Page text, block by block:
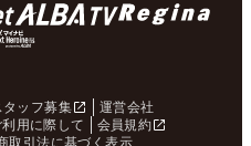
タッフ募集
運営会社
利用に際して
会員規約
取引法に基づく表示